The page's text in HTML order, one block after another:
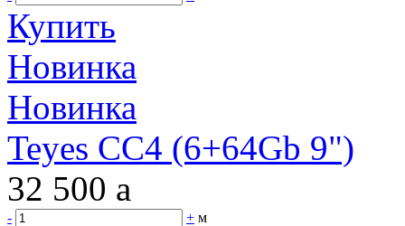
Купить
Новинка
Новинка
Teyes CC4 (6+64Gb 9")
32 500 a
- + м